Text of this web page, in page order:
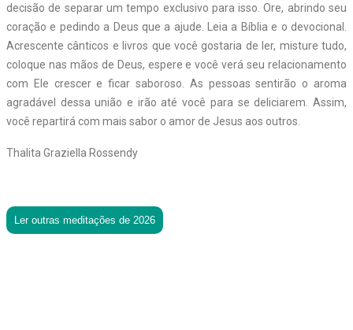
decisão de separar um tempo exclusivo para isso. Ore, abrindo seu
coração e pedindo a Deus que a ajude. Leia a Bíblia e o devocional.
Acrescente cânticos e livros que você gostaria de ler, misture tudo,
coloque nas mãos de Deus, espere e você verá seu relacionamento
com Ele crescer e ficar saboroso. As pessoas sentirão o aroma
agradável dessa união e irão até você para se deliciarem. Assim,
você repartirá com mais sabor o amor de Jesus aos outros.
Thalita Graziella Rossendy
Ler outras meditações de 2026